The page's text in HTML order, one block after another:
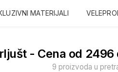
MATERIJALI
- Cena od 2496
9 proizvoda u